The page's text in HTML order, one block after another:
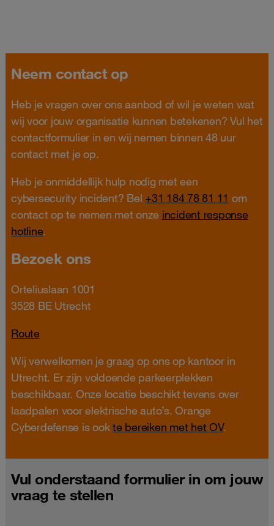
Neem contact op
Heb je vragen over ons aanbod of wil je weten wat
wij voor jouw organisatie kunnen betekenen? Vul het
contactformulier in en wij nemen binnen 48 uur
contact met je op.
Heb je onmiddellijk hulp nodig met een
cybersecurity incident? Bel +31 184 78 81 11 om
contact op te nemen met onze incident response
hotline.
Bezoek ons
Orteliuslaan 1001
3528 BE Utrecht
Route
Wij verwelkomen je graag op ons op kantoor in
Utrecht. Er zijn voldoende parkeerplekken
beschikbaar. Onze locatie beschikt tevens over
laadpalen voor elektrische auto’s. Orange
Cyberdefense is ookte bereiken met het OV.
Vul onderstaand formulier in om jouw
vraag te stellen